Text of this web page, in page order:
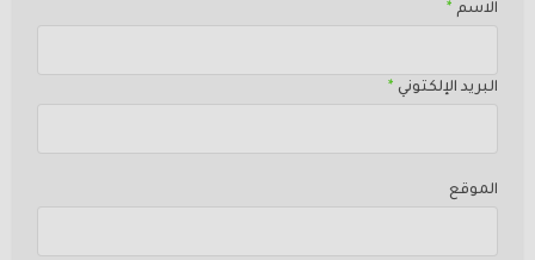
الاسم *
البريد الإلكتوني *
الموقع